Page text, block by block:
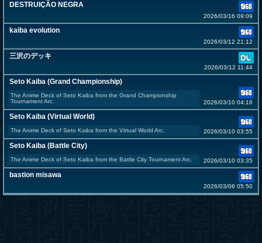
DESTRUIÇÃO NEGRA
2026/03/16 09:09
kaiba evolution
2026/03/12 21:12
三沢のデッキ
2026/03/12 11:44
Seto Kaiba (Grand Championship)
The Anime Deck of Seto Kaiba from the Grand Championship
Tournament Arc.
2026/03/10 04:16
Seto Kaiba (Virtual World)
The Anime Deck of Seto Kaiba from the Virtual World Arc. 2026/03/10 03:55
Seto Kaiba (Battle City)
The Anime Deck of Seto Kaiba from the Battle City Tournament Arc. 2026/03/10 03:35
bastion misawa
2026/03/06 05:50